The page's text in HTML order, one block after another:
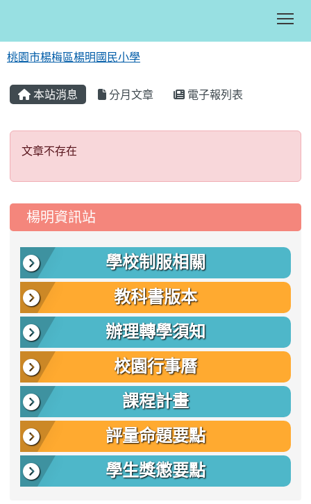
桃園市楊梅區楊明國民小學
本站消息 分月文章 電子報列表
文章不存在
文章不存在
::: 楊明資訊站
學校制服相關
教科書版本
辦理轉學須知
校園行事曆
課程計畫
評量命題要點
學生獎懲要點